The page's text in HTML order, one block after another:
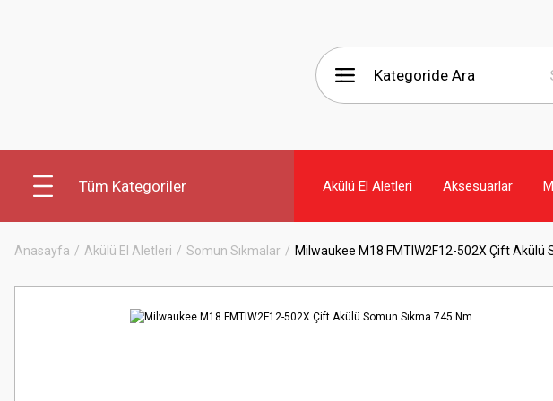
Tüm Kategoriler Akülü El Aletleri Aksesuarlar
Anasayfa Akülü El Aletleri Somun Sıkmalar Milwaukee M18 FMTIW2F12-502X Çift Akülü